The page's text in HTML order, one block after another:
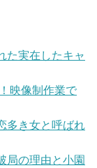
た実在したキャ
映像制作業で
多き女と呼ばれ
局の理由と小園